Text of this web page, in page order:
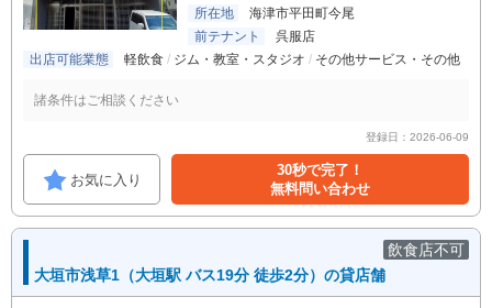
所在地
海津市平田町今尾
前テナント
呉服店
出店可能業態
軽飲食 ジム・教室・スタジオ その他サービス・その他
諸条件はご相談ください
登録日：2026-06-09
お気に入り
30秒で完了！
無料問い合わせ
飲食店不可
大垣市浅草1（大垣駅 バス19分 徒歩2分）の貸店舗